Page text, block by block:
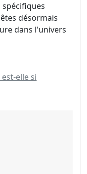
spécifiques
désormais
dans l'univers
elle si